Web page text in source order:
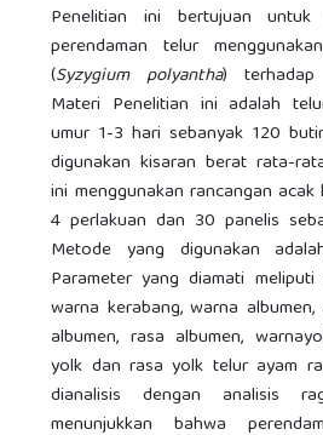
Penelitian ini bertujuan untuk
perendaman telur
(Syzygium polyantha) terhadap
Materi Penelitian ini adalah
umur 1-3 hari sebanyak 120
digunakan kisaran berat rata-
ini menggunakan rancangan
4 perlakuan dan 30 panelis
Metode yang digunakan
Parameter yang diamati
warna kerabang, warna
albumen, rasa albumen,
yolk dan rasa yolk telur ayam
dianalisis dengan analisis
menunjukkan bahwa